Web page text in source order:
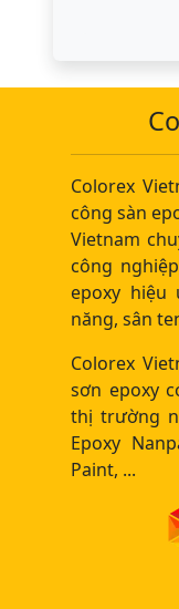
Các Yếu
Của
trường
kế hiện
Đọc tiếp
Màu